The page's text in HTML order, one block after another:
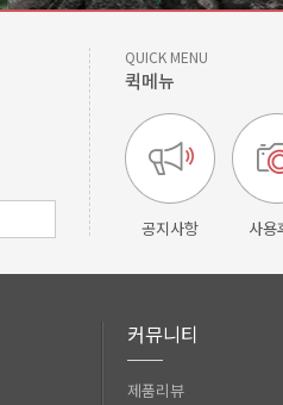
QUICK MENU
퀵메뉴
공지사항 사용
커뮤니티
제품리뷰